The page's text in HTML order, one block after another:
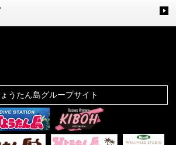
うたん島グループサイト